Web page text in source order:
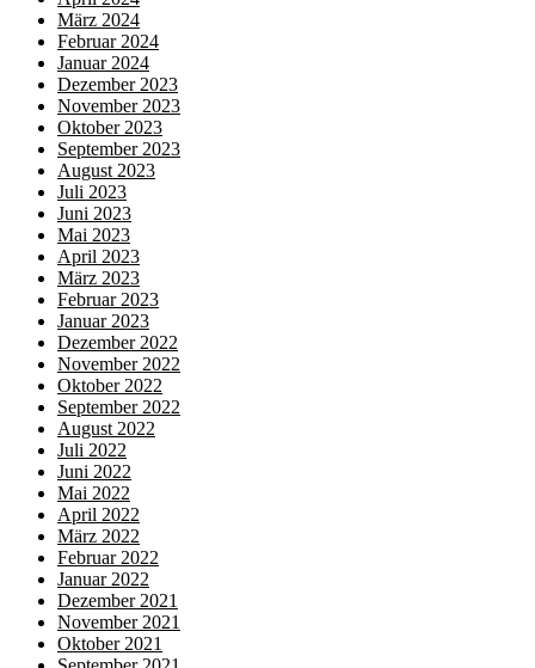
März 2024
Februar 2024
Januar 2024
Dezember 2023
November 2023
Oktober 2023
September 2023
August 2023
Juli 2023
Juni 2023
Mai 2023
April 2023
März 2023
Februar 2023
Januar 2023
Dezember 2022
November 2022
Oktober 2022
September 2022
August 2022
Juli 2022
Juni 2022
Mai 2022
April 2022
März 2022
Februar 2022
Januar 2022
Dezember 2021
November 2021
Oktober 2021